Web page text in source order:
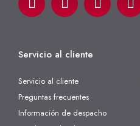
Servicio al cliente
Servicio al cliente
Preguntas frecuentes
Información de despacho